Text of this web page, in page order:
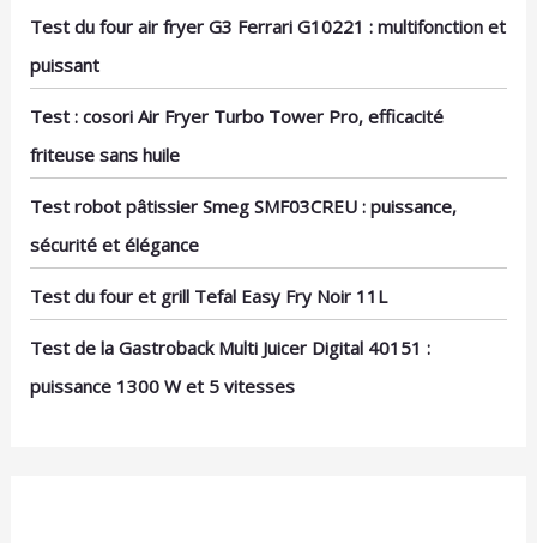
Test du four air fryer G3 Ferrari G10221 : multifonction et
puissant
Test : cosori Air Fryer Turbo Tower Pro, efficacité
friteuse sans huile
Test robot pâtissier Smeg SMF03CREU : puissance,
sécurité et élégance
Test du four et grill Tefal Easy Fry Noir 11L
Test de la Gastroback Multi Juicer Digital 40151 :
puissance 1300 W et 5 vitesses